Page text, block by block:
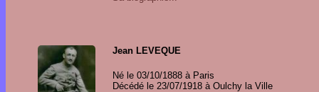
Jean LEVEQUE
Né le 03/10/1888 à Paris
Décédé le 23/07/1918 à Oulchy la Ville